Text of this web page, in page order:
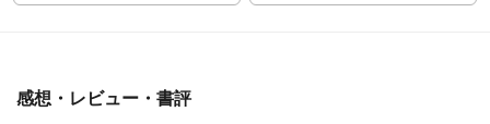
感想・レビュー・書評